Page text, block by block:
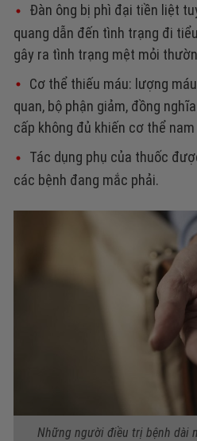
Đàn ông bị phì đại tiền liệt
quang dẫn đến tình trạng đi
gây ra tình trạng mệt mỏi
Cơ thể thiếu máu: lượng
quan, bộ phận giảm, đồng
cấp không đủ khiến cơ thể
Tác dụng phụ của thuốc
các bệnh đang mắc phải.
Những người điều trị bệnh dài